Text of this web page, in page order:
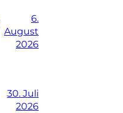
6.
August
2026
30. Juli
2026